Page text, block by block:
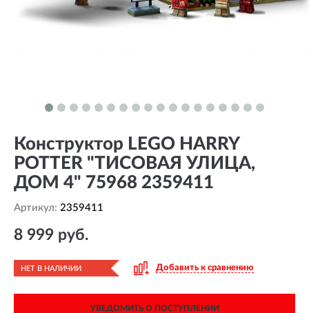
Конструктор LEGO HARRY
POTTER "ТИСОВАЯ УЛИЦА,
ДОМ 4" 75968 2359411
Артикул: 2359411
8 999 руб.
НЕТ В НАЛИЧИИ Добавить к сравнению
УВЕДОМИТЬ О ПОСТУПЛЕНИИ